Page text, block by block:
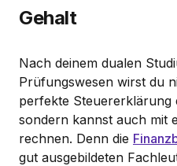
Gehalt
Nach deinem dualen
Prüfungswesen wirst du
perfekte Steuererklärung
sondern kannst auch mit
rechnen. Denn die
gut ausgebildeten